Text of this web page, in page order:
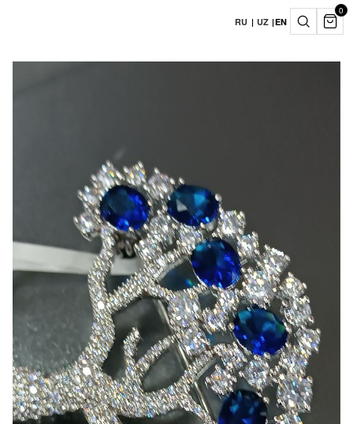
RU | UZ |EN
0